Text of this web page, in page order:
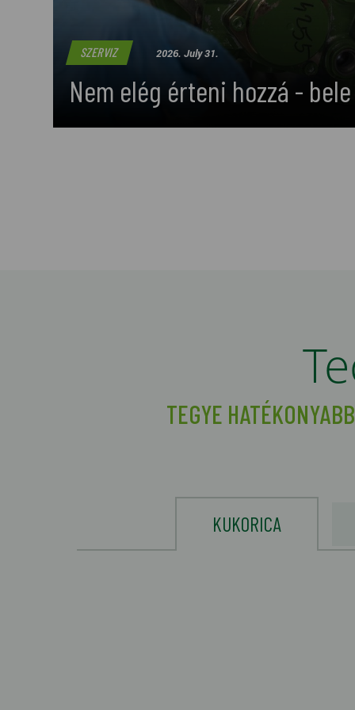
SZERVIZ 2026. July 31.
Nem elég érteni hozzá -
TEGYE
KUKORICA